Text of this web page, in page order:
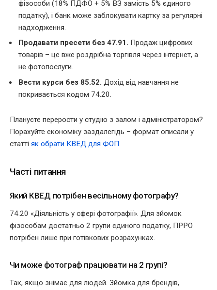
фізособи (18% ПДФО + 5% ВЗ замість 5% єдиного
податку), і банк може заблокувати картку за регулярні
надходження.
Продавати пресети без 47.91. Продаж цифрових
товарів – це вже роздрібна торгівля через інтернет, а
не фотопослуги.
Вести курси без 85.52. Дохід від навчання не
покривається кодом 74.20.
Плануєте перерости у студію з залом і адміністратором?
Порахуйте економіку заздалегідь – формат описали у
статті як обрати КВЕД для ФОП.
Часті питання
Який КВЕД потрібен весільному фотографу?
74.20 «Діяльність у сфері фотографії». Для зйомок
фізособам достатньо 2 групи єдиного податку, ПРРО
потрібен лише при готівкових розрахунках.
Чи може фотограф працювати на 2 групі?
Так, якщо знімає для людей. Зйомка для брендів,